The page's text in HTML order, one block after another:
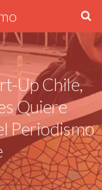
Up Chile,
Quiere
Periodismo